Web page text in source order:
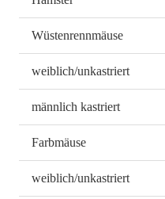
Wüstenrennmäuse
weiblich/unkastriert
männlich kastriert
Farbmäuse
weiblich/unkastriert